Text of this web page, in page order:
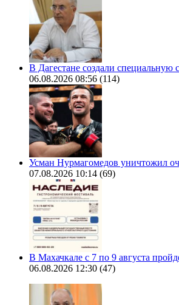
В Дагестане создали
06.08.2026 08:56 (114)
Усман Нурмагомедов уничтожил
07.08.2026 10:14 (69)
В Махачкале с 7 по 9 августа
06.08.2026 12:30 (47)